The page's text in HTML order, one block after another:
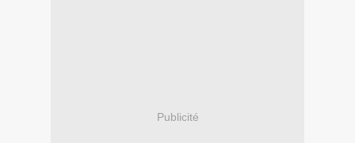
Publicité